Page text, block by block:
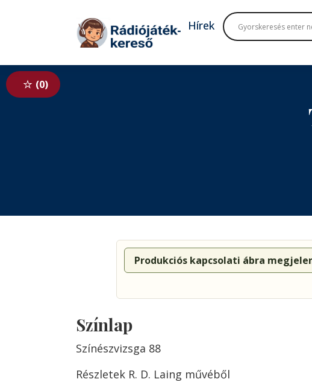
Tovább a tartalomhoz
Hírek
0
Produkciós kapcsolati ábra
Színlap
Színészvizsga 88
Részletek R. D. Laing művéből